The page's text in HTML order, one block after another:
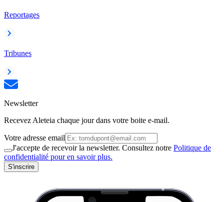
Reportages
Tribunes
Newsletter
Recevez Aleteia chaque jour dans votre boite e-mail.
Votre adresse email
J'accepte de recevoir la newsletter. Consultez notre Politique de
confidentialité pour en savoir plus.
S'inscrire